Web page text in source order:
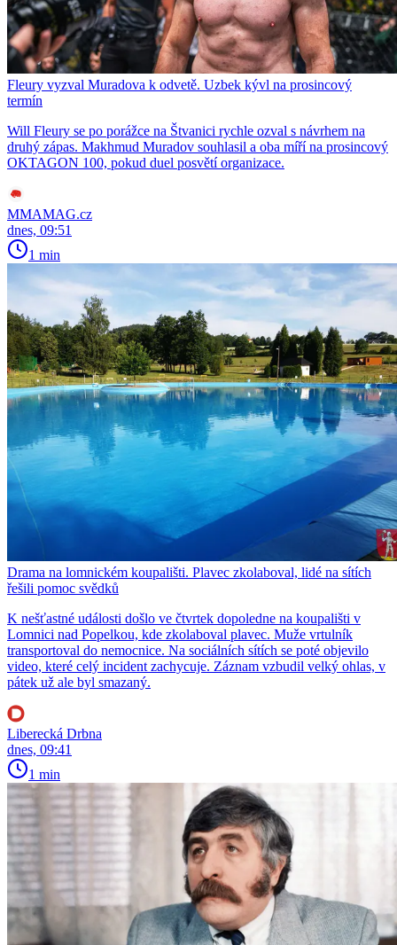
Fleury vyzval Muradova k odvetě. Uzbek kývl na prosincový
termín
Will Fleury se po porážce na Štvanici rychle ozval s návrhem na
druhý zápas. Makhmud Muradov souhlasil a oba míří na prosincový
OKTAGON 100, pokud duel posvětí organizace.
MMAMAG.cz
dnes, 09:51
1 min
Drama na lomnickém koupališti. Plavec zkolaboval, lidé na sítích
řešili pomoc svědků
K nešťastné události došlo ve čtvrtek dopoledne na koupališti v
Lomnici nad Popelkou, kde zkolaboval plavec. Muže vrtulník
transportoval do nemocnice. Na sociálních sítích se poté objevilo
video, které celý incident zachycuje. Záznam vzbudil velký ohlas, v
pátek už ale byl smazaný.
Liberecká Drbna
dnes, 09:41
1 min